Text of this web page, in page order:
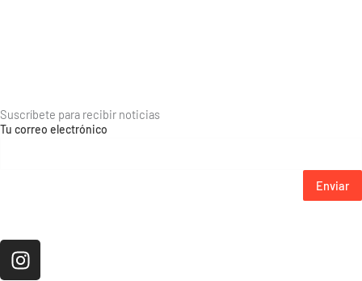
Suscríbete para recibir noticias
Tu correo electrónico
Enviar
Instagram
Linkedin
Pinterest